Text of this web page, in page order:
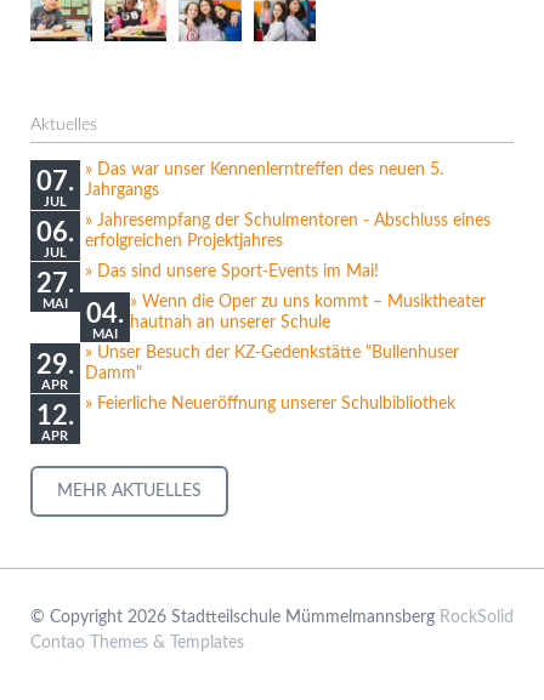
Aktuelles
07.
JUL
Das war unser Kennenlerntreffen des neuen 5.
Jahrgangs
06.
JUL
Jahresempfang der Schulmentoren - Abschluss eines
erfolgreichen Projektjahres
27.
MAI
Das sind unsere Sport-Events im Mai!
04.
MAI
Wenn die Oper zu uns kommt – Musiktheater
hautnah an unserer Schule
29.
APR
Unser Besuch der KZ-Gedenkstätte "Bullenhuser
Damm"
12.
APR
Feierliche Neueröffnung unserer Schulbibliothek
MEHR AKTUELLES
© Copyright 2026 Stadtteilschule Mümmelmannsberg RockSolid
Contao Themes & Templates